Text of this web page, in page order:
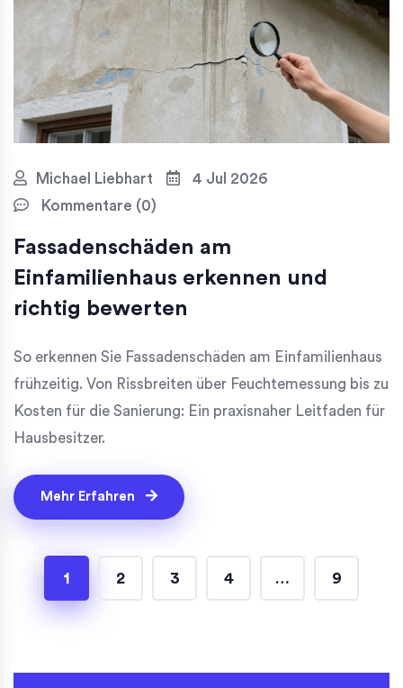
Michael Liebhart
4 Jul 2026
Kommentare (0)
Fassadenschäden am
Einfamilienhaus erkennen und
richtig bewerten
So erkennen Sie Fassadenschäden am Einfamilienhaus
frühzeitig. Von Rissbreiten über Feuchtemessung bis zu
Kosten für die Sanierung: Ein praxisnaher Leitfaden für
Hausbesitzer.
Mehr Erfahren
1 2 3 4 … 9